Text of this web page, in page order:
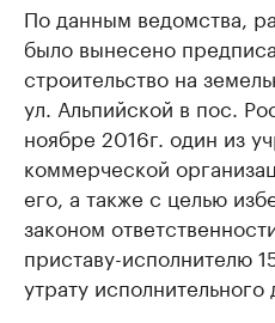
По данным ведомства,
было вынесено
строительство на
ул. Альпийской в пос.
ноябре 2016г. один из
коммерческой
его, а также с целью
законом
приставу-исполнителю
утрату исполнительного